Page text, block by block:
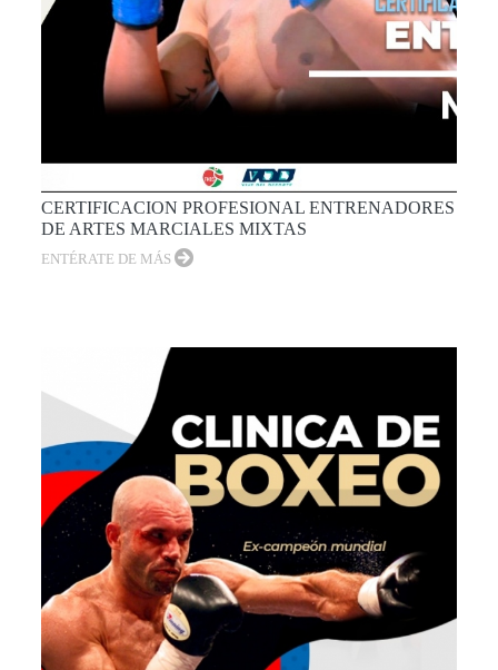
CERTIFICACION PROFESIONAL ENTRENADORES
DE ARTES MARCIALES MIXTAS
ENTÉRATE DE MÁS